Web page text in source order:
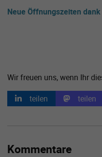
Neue Öffnungszeiten
Wir freuen uns, wenn Ihr
teilen
teilen
Kommentare